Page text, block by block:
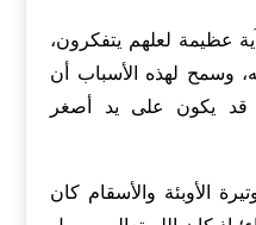
عظيمة لعلهم يتفكرون،
وسمح لهذه الأسباب أن
قد يكون على يد أصغر
الأوبئة والأسقام كان